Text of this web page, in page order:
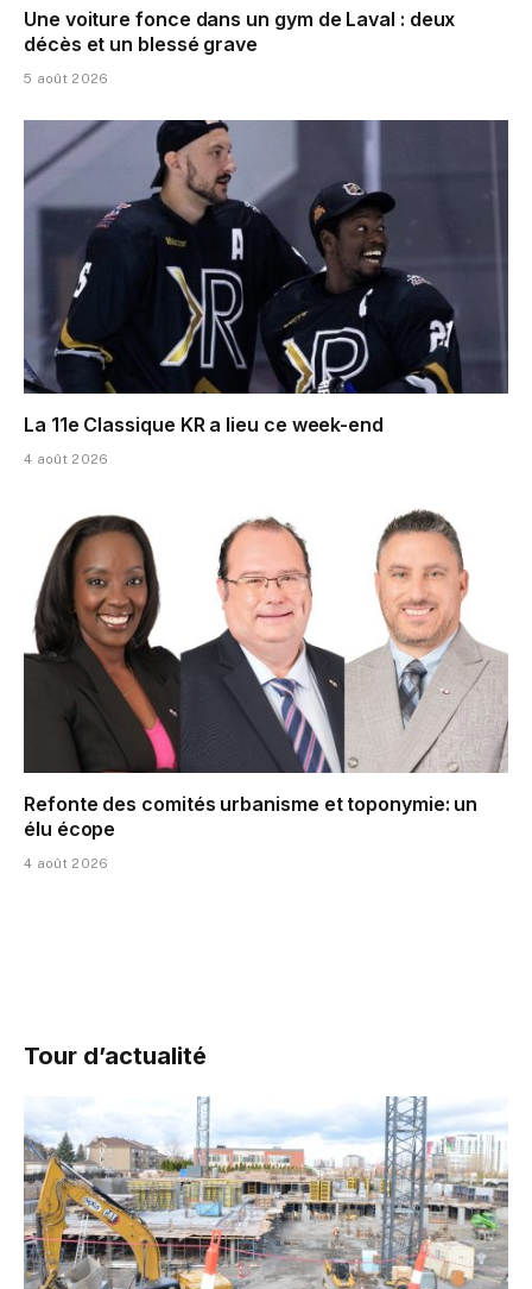
Une voiture fonce dans un gym de Laval : deux
décès et un blessé grave
5 août 2026
La 11e Classique KR a lieu ce week-end
4 août 2026
Refonte des comités urbanisme et toponymie: un
élu écope
4 août 2026
Tour d’actualité